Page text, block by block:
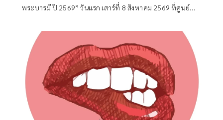
พระบารมี ปี 2569” วันแรก เสาร์ที่ 8 สิงหาคม 2569 ที่ศูนย์